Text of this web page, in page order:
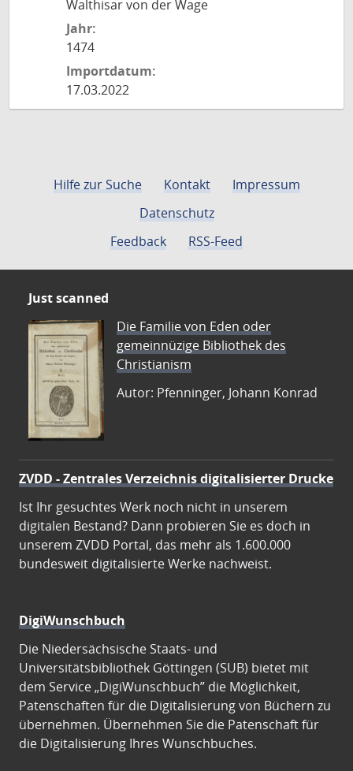
Walthisar von der Wage
Jahr:
1474
Importdatum:
17.03.2022
Hilfe zur Suche Kontakt
Impressum
Datenschutz
Feedback
RSS-Feed
Just scanned
Die Familie von Eden oder
gemeinnüzige Bibliothek des
Christianism
Autor: Pfenninger, Johann Konrad
ZVDD - Zentrales Verzeichnis digitalisierter Drucke
Ist Ihr gesuchtes Werk noch nicht in unserem
digitalen Bestand? Dann probieren Sie es doch in
unserem ZVDD Portal, das mehr als 1.600.000
bundesweit digitalisierte Werke nachweist.
DigiWunschbuch
Die Niedersächsische Staats- und
Universitätsbibliothek Göttingen (SUB) bietet mit
dem Service „DigiWunschbuch” die Möglichkeit,
Patenschaften für die Digitalisierung von Büchern zu
übernehmen. Übernehmen Sie die Patenschaft für
die Digitalisierung Ihres Wunschbuches.